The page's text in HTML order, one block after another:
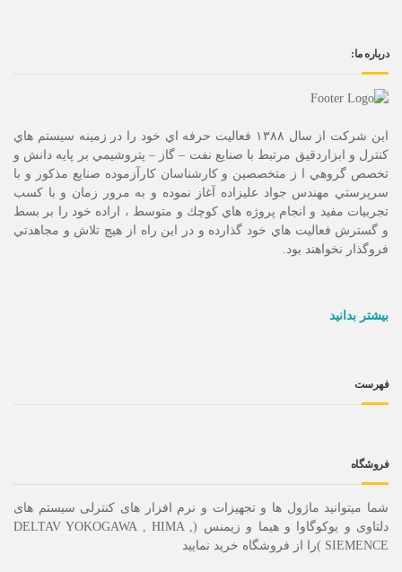
درباره ما:
این شرکت از سال ۱۳۸۸ فعاليت حرفه اي خود را در زمينه سيستم هاي
كنترل و ابزاردقيق مرتبط با صنايع نفت – گاز – پتروشيمي بر پايه دانش و
تخصص گروهي ا ز متخصصين و كارشناسان كارآزموده صنايع مذكور و با
سرپرستي مهندس جواد عليزاده آغاز نموده و به مرور زمان و با كسب
تجربيات مفيد و انجام پروژه هاي كوچك و متوسط ، اراده خود را بر بسط
و گسترش فعاليت هاي خود گذارده و در اين راه از هيچ تلاش و مجاهدتي
فروگذار نخواهند بود.
بیشتر بدانید
فهرست
فروشگاه
شما میتوانید ماژول ها و تجهیزات و نرم افزار های کنترلی سیستم های
دلتاوی و یوکوگاوا و هیما و زیمنس (DELTAV YOKOGAWA , HIMA ,
SIEMENCE )را از فروشگاه خرید نمایید